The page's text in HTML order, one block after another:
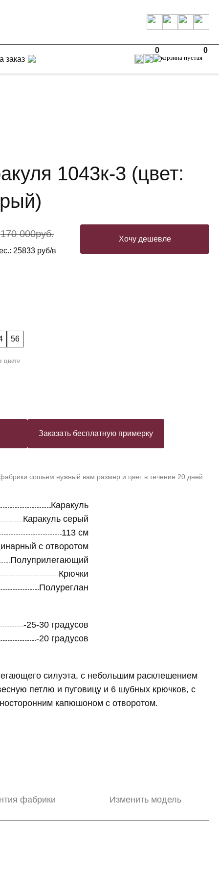
заказ
0 0
1043к-3 (цвет:
170 000руб.
25833 руб/в
Хочу дешевле
56
цвете
Заказать бесплатную примерку
сошьём нужный вам размер и цвет в течение 20 дней
Каракуль
Каракуль серый
113 см
с отворотом
Полуприлегающий
Крючки
Полуреглан
-25-30 градусов
-20 градусов
силуэта, с небольшим расклешением
петлю и пуговицу и 6 шубных крючков, с
капюшоном с отворотом.
фабрики Изменить модель